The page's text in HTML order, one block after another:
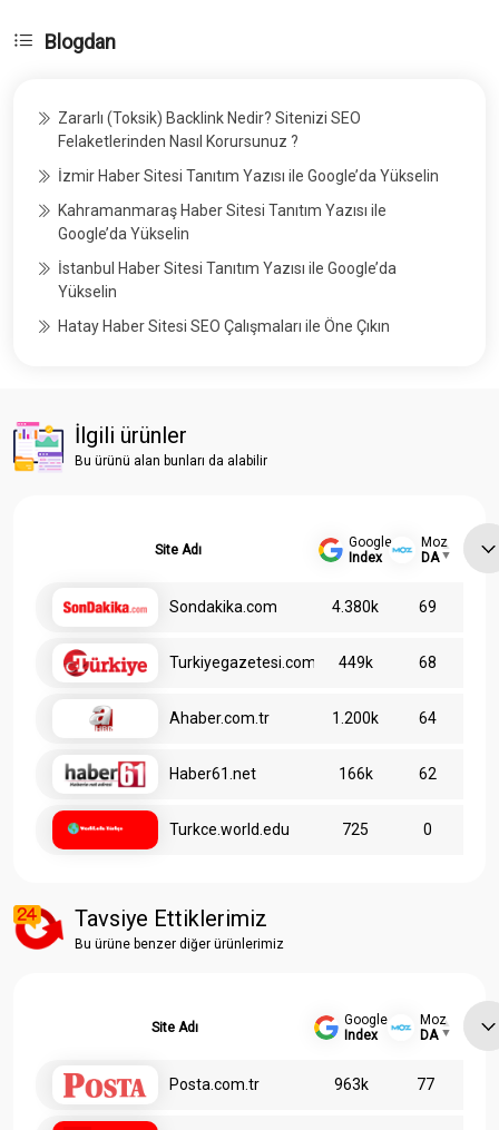
Blogdan
Zararlı (Toksik) Backlink Nedir? Sitenizi SEO
Felaketlerinden Nasıl Korursunuz ?
İzmir Haber Sitesi Tanıtım Yazısı ile Google’da Yükselin
Kahramanmaraş Haber Sitesi Tanıtım Yazısı ile
Google’da Yükselin
İstanbul Haber Sitesi Tanıtım Yazısı ile Google’da
Yükselin
Hatay Haber Sitesi SEO Çalışmaları ile Öne Çıkın
İlgili ürünler
Bu ürünü alan bunları da alabilir
Site Adı
Google
Index
Moz
DA
Sondakika.com 4.380k 69
Turkiyegazetesi.com.tr 449k 68
Ahaber.com.tr 1.200k 64
Haber61.net 166k 62
Turkce.world.edu 725 0
Tavsiye Ettiklerimiz
Bu ürüne benzer diğer ürünlerimiz
Site Adı
Google
Index
Moz
DA
Posta.com.tr 963k 77